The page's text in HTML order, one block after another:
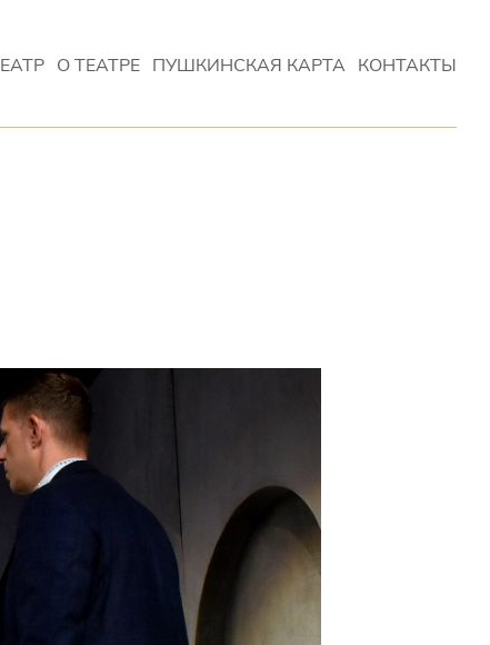
О ТЕАТРЕ ПУШКИНСКАЯ КАРТА КОНТАКТЫ